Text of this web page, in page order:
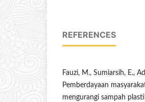
REFERENCES
Fauzi, M., Sumiarsih, E.,
Pemberdayaan
mengurangi sampah